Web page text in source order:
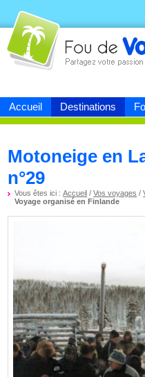
Accueil Destinations
Fou devoyage
Motoneige en
n°29
Vous êtes ici :Accueil /Vos voyages /
Voyage organisé en Finlande